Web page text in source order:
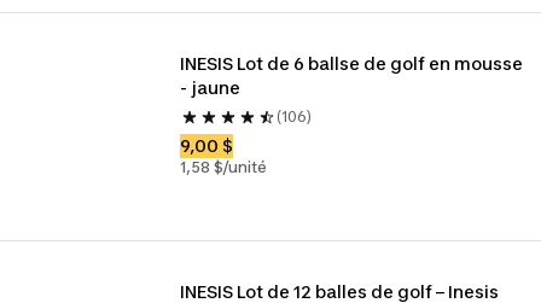
INESIS Lot de 6 ballse de golf en mousse
- jaune
(106)
9,00 $
1,58 $/unité
INESIS Lot de 12 balles de golf – Inesis